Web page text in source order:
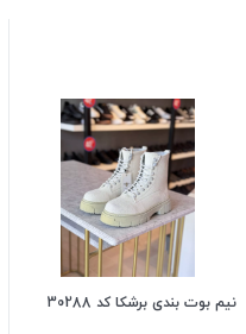
نیم بوت بندی برشکا کد 30288